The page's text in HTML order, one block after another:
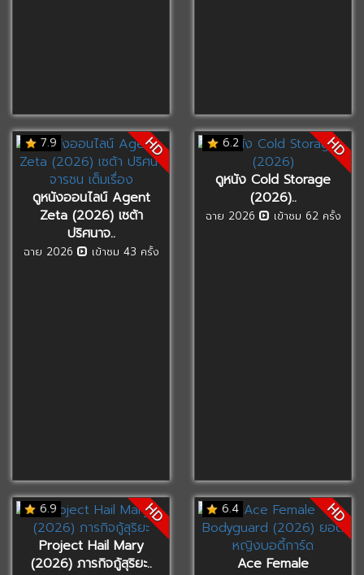
7.9 HD
ดูหนังออนไลน์ Agent
Zeta (2026) เซต้า
ปริศนาจ..
ฉาย 2026 เข้าชม 43 ครั้ง
6.2 HD
ดูหนัง Cold Storage
(2026)..
ฉาย 2026 เข้าชม 62 ครั้ง
6.9 HD
Project Hail Mary
(2026) ภารกิจกู้สุริยะ..
6.4 HD
Ace Female